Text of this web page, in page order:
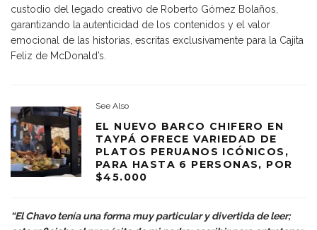
custodio del legado creativo de Roberto Gómez Bolaños,
garantizando la autenticidad de los contenidos y el valor
emocional de las historias, escritas exclusivamente para la Cajita
Feliz de McDonald’s.
See Also
EL NUEVO BARCO CHIFERO EN
TAYPÁ OFRECE VARIEDAD DE
PLATOS PERUANOS ICÓNICOS,
PARA HASTA 6 PERSONAS, POR
$45.000
“El Chavo tenía una forma muy particular y divertida de leer;